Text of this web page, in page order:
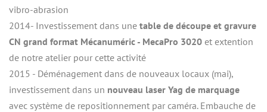
vibro-abrasion
2014- Investissement dans une table de découpe et gravure
CN grand format Mécanuméric - MecaPro 3020 et extention
de notre atelier pour cette activité
2015 - Déménagement dans de nouveaux locaux (mai),
investissement dans un nouveau laser Yag de marquage
avec système de repositionnement par caméra. Embauche de